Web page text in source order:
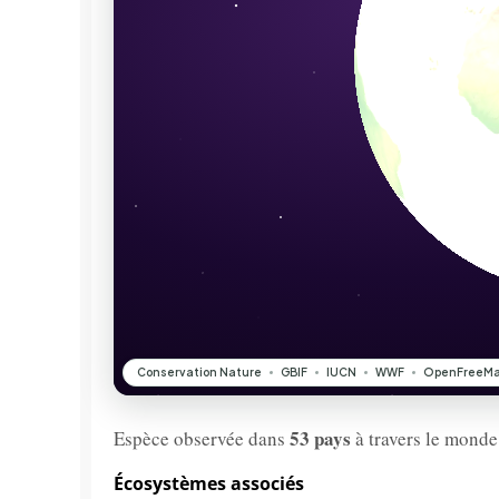
Espèce observée dans 53 pays à travers le
Écosystèmes associés